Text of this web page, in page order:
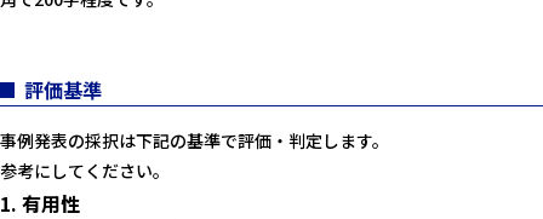
評価基準
事例発表の採択は下記の基準で評価・判定します。
参考にしてください。
1. 有用性